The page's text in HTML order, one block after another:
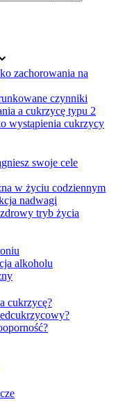
zachorowania na
czynniki
a cukrzycę typu 2
wystąpienia cukrzycy
swoje cele
w życiu codziennym
nadwagi
tryb życia
alkoholu
cukrzycę?